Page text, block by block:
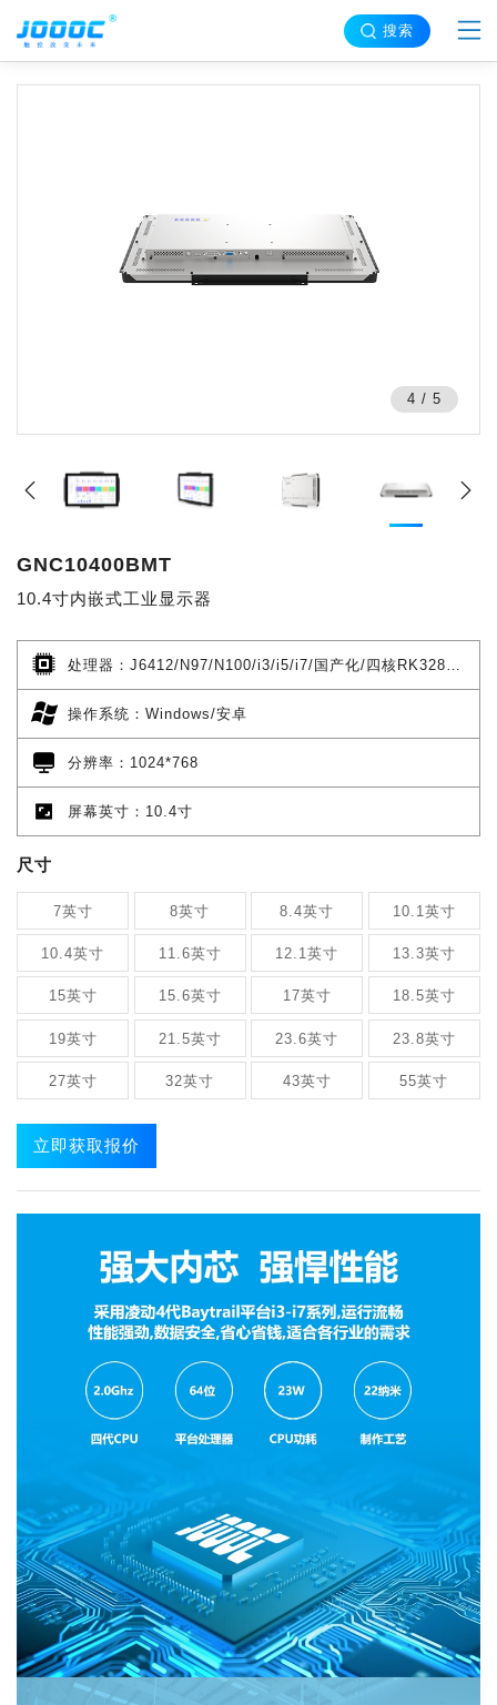
搜索
5 / 5
GNC10400BMT
10.4寸内嵌式工业显示器
处理器：J6412/N97/N100/i3/i5/i7/国产化/四核RK3288/四核RK3568/六核RK3399/八核RK3588
操作系统：Windows/安卓
分辨率：1024*768
屏幕英寸：10.4寸
尺寸
7英寸 8英寸 8.4英寸 10.1英寸
10.4英寸 11.6英寸 12.1英寸 13.3英寸
15英寸 15.6英寸 17英寸 18.5英寸
19英寸 21.5英寸 23.6英寸 23.8英寸
27英寸 32英寸 43英寸 55英寸
立即获取报价